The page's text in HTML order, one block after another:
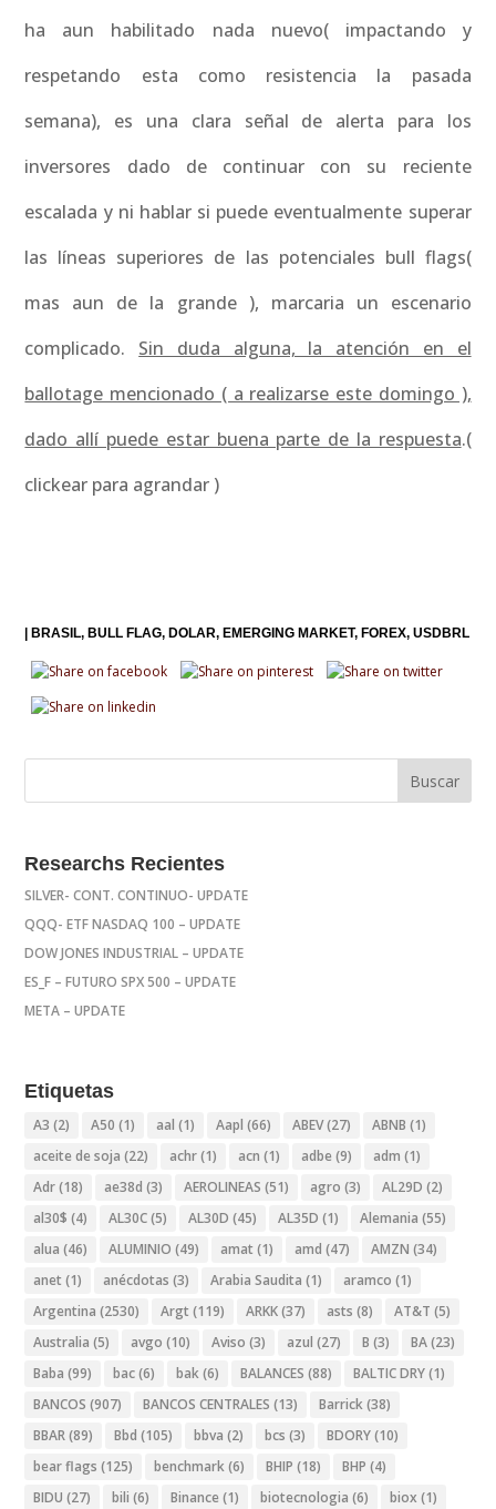
ha aun habilitado nada nuevo( impactando y
respetando esta como resistencia la pasada
semana), es una clara señal de alerta para los
inversores dado de continuar con su reciente
escalada y ni hablar si puede eventualmente superar
las líneas superiores de las potenciales bull flags(
mas aun de la grande ), marcaria un escenario
complicado. Sin duda alguna, la atención en el
ballotage mencionado ( a realizarse este domingo ),
dado allí puede estar buena parte de la respuesta.(
clickear para agrandar )
BRASIL BULL FLAG DOLAR EMERGING MARKET FOREX USDBRL
Researchs Recientes
SILVER- CONT. CONTINUO- UPDATE
QQQ- ETF NASDAQ 100 – UPDATE
DOW JONES INDUSTRIAL – UPDATE
ES_F – FUTURO SPX 500 – UPDATE
META – UPDATE
Etiquetas
A3 (2) A50 (1) aal (1) Aapl (66) ABEV(27) ABNB (1)
aceite de soja (22) achr(1) acn (1) adbe (9) adm (1)
Adr(18) ae38d (3) AEROLINEAS (51) agro (3) AL29D (2)
al30$ (4) AL30C(5) AL30D (45) AL35D (1) Alemania (55)
alua (46) ALUMINIO (49) amat (1) amd (47) AMZN (34)
anet (1) anécdotas (3) Arabia Saudita (1) aramco (1)
Argentina (2530) Argt (119) ARKK(37) asts (8) AT&T (5)
Australia (5) avgo (10) Aviso (3) azul (27) B (3) BA(23)
Baba (99) bac(6) bak(6) BALANCES (88) BALTIC DRY(1)
BANCOS (907) BANCOS CENTRALES (13) Barrick(38)
BBAR(89) Bbd (105) bbva (2) bcs (3) BDORY(10)
bear flags (125) benchmark(6) BHIP (18) BHP (4)
BIDU (27) bili (6) Binance (1) biotecnologia (6) biox (1)